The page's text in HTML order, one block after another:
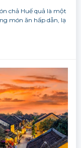
chả Huế quả là một
món ăn hấp dẫn, lạ